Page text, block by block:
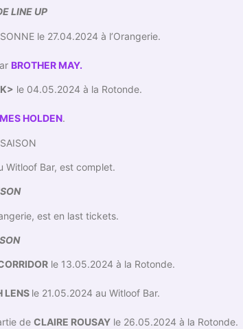
LINE UP
le 27.04.2024 à l’Orangerie.
BROTHER MAY.
le 04.05.2024 à la Rotonde.
HOLDEN.
Witloof Bar, est complet.
est en last tickets.
le 13.05.2024 à la Rotonde.
LENS le 21.05.2024 au Witloof Bar.
de CLAIRE ROUSAYle 26.05.2024 à la Rotonde.